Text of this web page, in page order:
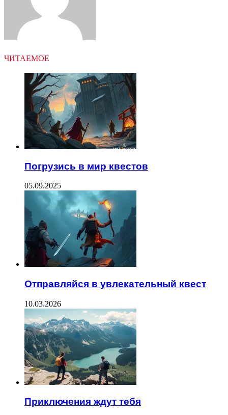
ЧИТАЕМОЕ
Погрузись в мир квестов
05.09.2025
Отправляйся в увлекательный квест
10.03.2026
Приключения ждут тебя